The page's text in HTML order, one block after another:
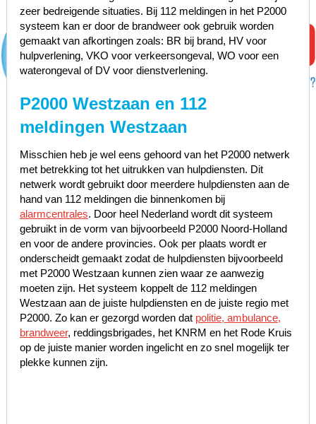
zeer bedreigende situaties. Bij 112 meldingen in het P2000
systeem kan er door de brandweer ook gebruik worden
gemaakt van afkortingen zoals: BR bij brand, HV voor
hulpverlening, VKO voor verkeersongeval, WO voor een
waterongeval of DV voor dienstverlening.
P2000 Westzaan en 112
meldingen Westzaan
Misschien heb je wel eens gehoord van het P2000 netwerk
met betrekking tot het uitrukken van hulpdiensten. Dit
netwerk wordt gebruikt door meerdere hulpdiensten aan de
hand van 112 meldingen die binnenkomen bij
alarmcentrales. Door heel Nederland wordt dit systeem
gebruikt in de vorm van bijvoorbeeld P2000 Noord-Holland
en voor de andere provincies. Ook per plaats wordt er
onderscheidt gemaakt zodat de hulpdiensten bijvoorbeeld
met P2000 Westzaan kunnen zien waar ze aanwezig
moeten zijn. Het systeem koppelt de 112 meldingen
Westzaan aan de juiste hulpdiensten en de juiste regio met
P2000. Zo kan er gezorgd worden dat politie, ambulance,
brandweer, reddingsbrigades, het KNRM en het Rode Kruis
op de juiste manier worden ingelicht en zo snel mogelijk ter
plekke kunnen zijn.